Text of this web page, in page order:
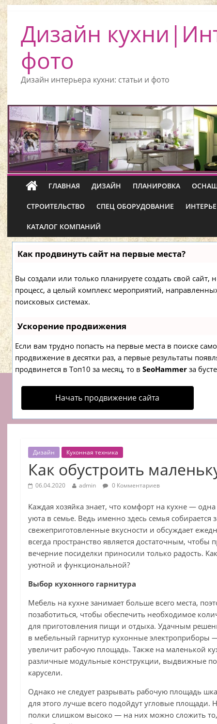
Дизайн
фото
Дизайн интерьера кухни: статьи и фото
ГЛАВНАЯ ДИЗАЙН ПЛАНИРОВКА
СТРОИТЕЛЬСТВО СПЕЦ ОБОРУДОВАНИЕ
КАТАЛОГ КОМПАНИЙ
Как продвинуть сайт на первые места?
Вы создали или только планируете создать свой сайт,
процесс, а целый комплекс мероприятий,
поисковых системах.
Ускорение продвижения
Если вам трудно попасть на первые места в поиске
продвижение в десятки раз, а первые результаты
продвинется в Топ10 за месяц, то в SeoHammerза
Начать продвижение сайта
Дизайн Кухонная техника
Как обустроить
06.04.2020 admin 0 Комментариев
Каждая хозяйка знает, что комфорт на кухне —
уюта в семье. Ведь именно здесь семья собирается
свежеприготовленные вкусности и обсуждает
всегда пространство является достаточным,
вечерние посиделки приносили только радость.
уютной и функциональной?
Выбор кухонного гарнитура
Мебель на кухне занимает больше всего места,
позаботиться, чтобы обеспечить необходимое
для приготовления пищи и отдыха. Удачным
в мебельный гарнитур кухонные электроприборы
увеличит рабочую площадь. Также на маленькой
различные модульные конструкции, выдвижные
карусели.
Однако не следует разрывать рабочую площадь
для этого лучше всего подойдут угловые площади.
полки слишком высоко — на них можно сложить